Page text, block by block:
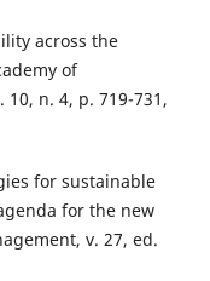
across the
of
n. 4, p. 719-731,
for sustainable
for the new
v. 27, ed.